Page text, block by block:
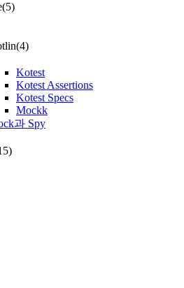
(5)
(4)
Kotest
Kotest Assertions
Kotest Specs
Mockk
과 Spy